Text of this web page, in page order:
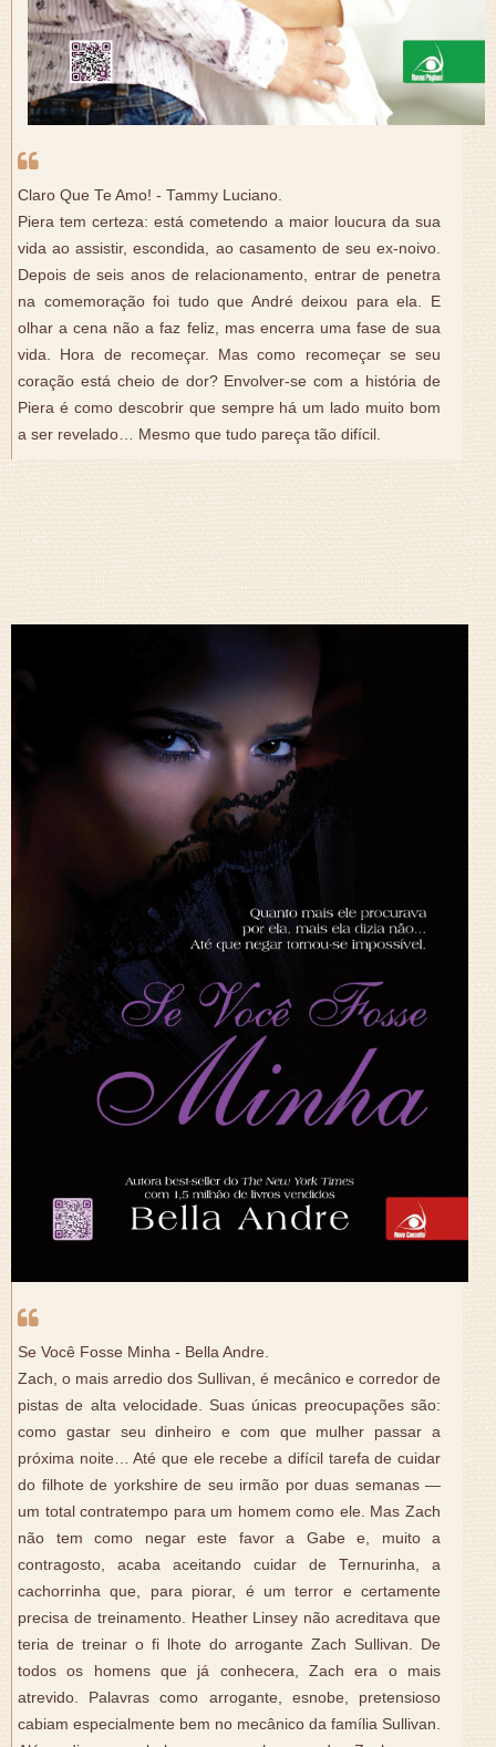
Claro Que Te Amo! - Tammy Luciano.
Piera tem certeza: está cometendo a maior loucura da sua
vida ao assistir, escondida, ao casamento de seu ex-noivo.
Depois de seis anos de relacionamento, entrar de penetra
na comemoração foi tudo que André deixou para ela. E
olhar a cena não a faz feliz, mas encerra uma fase de sua
vida. Hora de recomeçar. Mas como recomeçar se seu
coração está cheio de dor? Envolver-se com a história de
Piera é como descobrir que sempre há um lado muito bom
a ser revelado… Mesmo que tudo pareça tão difícil.
Se Você Fosse Minha - Bella Andre.
Zach, o mais arredio dos Sullivan, é mecânico e corredor de
pistas de alta velocidade. Suas únicas preocupações são:
como gastar seu dinheiro e com que mulher passar a
próxima noite… Até que ele recebe a difícil tarefa de cuidar
do filhote de yorkshire de seu irmão por duas semanas —
um total contratempo para um homem como ele. Mas Zach
não tem como negar este favor a Gabe e, muito a
contragosto, acaba aceitando cuidar de Ternurinha, a
cachorrinha que, para piorar, é um terror e certamente
precisa de treinamento. Heather Linsey não acreditava que
teria de treinar o fi lhote do arrogante Zach Sullivan. De
todos os homens que já conhecera, Zach era o mais
atrevido. Palavras como arrogante, esnobe, pretensioso
cabiam especialmente bem no mecânico da família Sullivan.